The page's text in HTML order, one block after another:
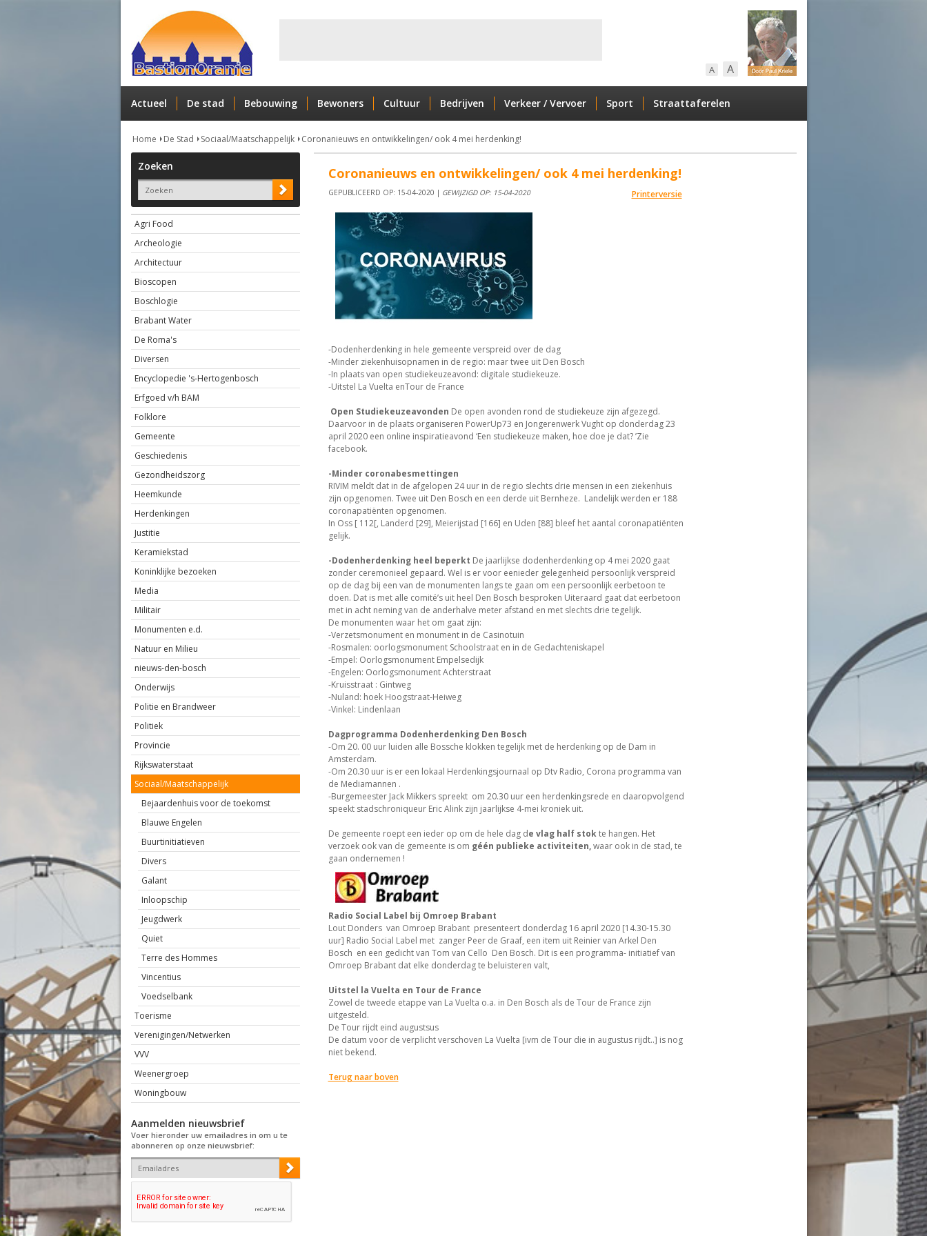
A A
Actueel De stad Bebouwing Bewoners Cultuur Bedrijven Verkeer / Vervoer Sport Straattaferelen
Home De Stad Sociaal/Maatschappelijk Coronanieuws en ontwikkelingen/ ook 4 mei herdenking!
Zoeken
Agri Food
Archeologie
Architectuur
Bioscopen
Boschlogie
Brabant Water
De Roma's
Diversen
Encyclopedie 's-Hertogenbosch
Erfgoed v/h BAM
Folklore
Gemeente
Geschiedenis
Gezondheidszorg
Heemkunde
Herdenkingen
Justitie
Keramiekstad
Koninklijke bezoeken
Media
Militair
Monumenten e.d.
Natuur en Milieu
nieuws-den-bosch
Onderwijs
Politie en Brandweer
Politiek
Provincie
Rijkswaterstaat
Sociaal/Maatschappelijk
Bejaardenhuis voor de toekomst
Blauwe Engelen
Buurtinitiatieven
Divers
Galant
Inloopschip
Jeugdwerk
Quiet
Terre des Hommes
Vincentius
Voedselbank
Toerisme
Verenigingen/Netwerken
VVV
Weenergroep
Woningbouw
Aanmelden nieuwsbrief
Voer hieronder uw emailadres in om u te
abonneren op onze nieuwsbrief:
Coronanieuws en ontwikkelingen/ ook 4 mei herdenking!
Printerversie
GEPUBLICEERD OP: 15-04-2020 | GEWIJZIGD OP: 15-04-2020
-Dodenherdenking in hele gemeente verspreid over de dag
-Minder ziekenhuisopnamen in de regio: maar twee uit Den Bosch
-In plaats van open studiekeuzeavond: digitale studiekeuze.
-Uitstel La Vuelta enTour de France
Open Studiekeuzeavonden De open avonden rond de studiekeuze zijn afgezegd.
Daarvoor in de plaats organiseren PowerUp73 en Jongerenwerk Vught op donderdag 23
april 2020 een online inspiratieavond ‘Een studiekeuze maken, hoe doe je dat? ’Zie
facebook.
-Minder coronabesmettingen
RIVIM meldt dat in de afgelopen 24 uur in de regio slechts drie mensen in een ziekenhuis
zijn opgenomen. Twee uit Den Bosch en een derde uit Bernheze. Landelijk werden er 188
coronapatiënten opgenomen.
In Oss [ 112[, Landerd [29], Meierijstad [166] en Uden [88] bleef het aantal coronapatiënten
gelijk.
-Dodenherdenking heel beperkt De jaarlijkse dodenherdenking op 4 mei 2020 gaat
zonder ceremonieel gepaard. Wel is er voor eenieder gelegenheid persoonlijk verspreid
op de dag bij een van de monumenten langs te gaan om een persoonlijk eerbetoon te
doen. Dat is met alle comité’s uit heel Den Bosch besproken Uiteraard gaat dat eerbetoon
met in acht neming van de anderhalve meter afstand en met slechts drie tegelijk.
De monumenten waar het om gaat zijn:
-Verzetsmonument en monument in de Casinotuin
-Rosmalen: oorlogsmonument Schoolstraat en in de Gedachteniskapel
-Empel: Oorlogsmonument Empelsedijk
-Engelen: Oorlogsmonument Achterstraat
-Kruisstraat : Gintweg
-Nuland: hoek Hoogstraat-Heiweg
-Vinkel: Lindenlaan
Dagprogramma Dodenherdenking Den Bosch
-Om 20. 00 uur luiden alle Bossche klokken tegelijk met de herdenking op de Dam in
Amsterdam.
-Om 20.30 uur is er een lokaal Herdenkingsjournaal op Dtv Radio, Corona programma van
de Mediamannen .
-Burgemeester Jack Mikkers spreekt om 20.30 uur een herdenkingsrede en daaropvolgend
speekt stadschroniqueur Eric Alink zijn jaarlijkse 4-mei kroniek uit.
De gemeente roept een ieder op om de hele dag de vlag half stokte hangen. Het
verzoek ook van de gemeente is om géén publieke activiteiten,waar ook in de stad, te
gaan ondernemen !
Radio Social Label bij Omroep Brabant
Lout Donders van Omroep Brabant presenteert donderdag 16 april 2020 [14.30-15.30
uur] Radio Social Label met zanger Peer de Graaf, een item uit Reinier van Arkel Den
Bosch en een gedicht van Tom van Cello Den Bosch. Dit is een programma- initiatief van
Omroep Brabant dat elke donderdag te beluisteren valt,
Uitstel la Vuelta en Tour de France
Zowel de tweede etappe van La Vuelta o.a. in Den Bosch als de Tour de France zijn
uitgesteld.
De Tour rijdt eind augustsus
De datum voor de verplicht verschoven La Vuelta [ivm de Tour die in augustus rijdt..] is nog
niet bekend.
Terug naar boven